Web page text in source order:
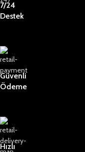
7/24
Destek
Güvenli
Ödeme
Hızlı